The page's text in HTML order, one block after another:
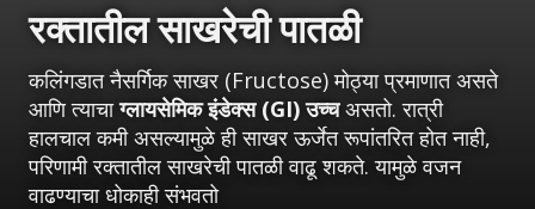
रक्तातील साखरेची पातळी
कलिंगडात नैसर्गिक साखर (Fructose) मोठ्या प्रमाणात असते
आणि त्याचाग्लायसेमिक इंडेक्स (GI) उच्चअसतो. रात्री
हालचाल कमी असल्यामुळे ही साखर ऊर्जेत रूपांतरित होत नाही,
परिणामी रक्तातील साखरेची पातळी वाढू शकते. यामुळे वजन
वाढण्याचा धोकाही संभवतो